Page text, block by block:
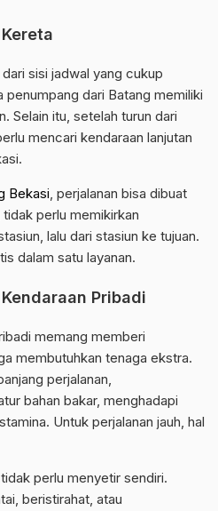
sisi jadwal yang cukup
penumpang dari Batang memiliki
Selain itu, setelah turun dari
mencari kendaraan lanjutan
Bekasi, perjalanan bisa dibuat
perlu memikirkan
lalu dari stasiun ke tujuan.
dalam satu layanan.
Pribadi
memang memberi
membutuhkan tenaga ekstra.
perjalanan,
bahan bakar, menghadapi
Untuk perjalanan jauh, hal
perlu menyetir sendiri.
beristirahat, atau